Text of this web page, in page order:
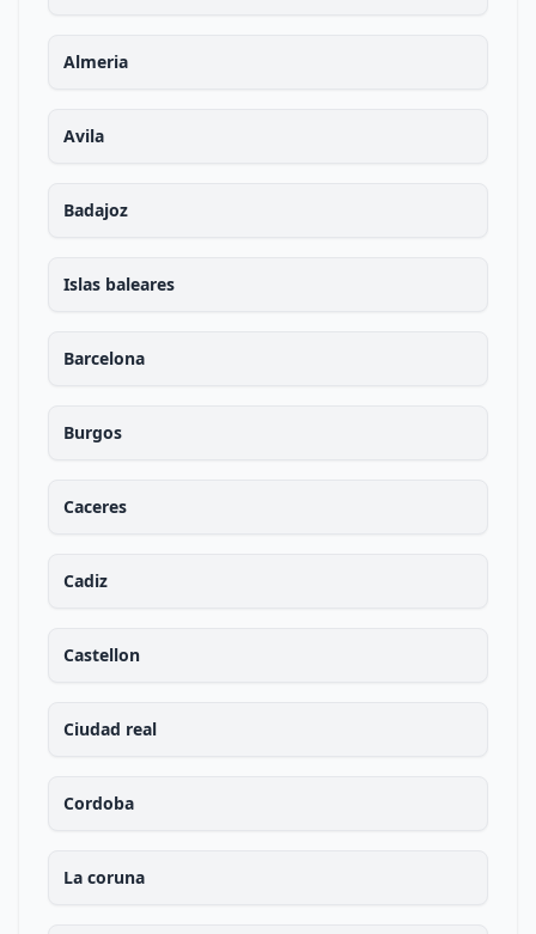
Almeria
Avila
Badajoz
Islas baleares
Barcelona
Burgos
Caceres
Cadiz
Castellon
Ciudad real
Cordoba
La coruna